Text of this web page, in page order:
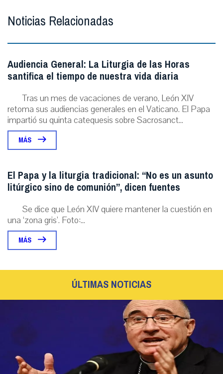
Noticias Relacionadas
Audiencia General: La Liturgia de las Horas
santifica el tiempo de nuestra vida diaria
Tras un mes de vacaciones de verano, León XIV
retoma sus audiencias generales en el Vaticano. El Papa
impartió su quinta catequesis sobre Sacrosanct...
MÁS
El Papa y la liturgia tradicional: “No es un asunto
litúrgico sino de comunión”, dicen fuentes
Se dice que León XIV quiere mantener la cuestión en
una ‘zona gris’. Foto:...
MÁS
ÚLTIMAS NOTICIAS